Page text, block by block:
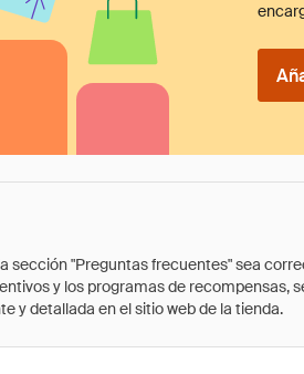
"Preguntas frecuentes" sea
y los programas de
y detallada en el sitio web de la tienda.